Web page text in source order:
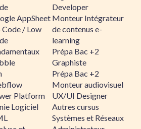
AppSheet
/ Low
Platform
Logiciel
Developer
Monteur Intégrateur
de contenus e-
learning
Prépa Bac +2
Graphiste
Prépa Bac +2
Monteur audiovisuel
UX/UI Designer
Autres cursus
Systèmes et Réseaux